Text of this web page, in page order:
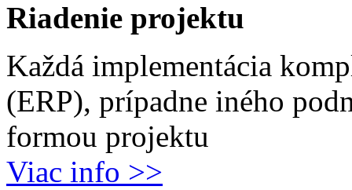
Riadenie projektu
Každá implementácia
(ERP), prípadne iného
formou projektu
Viac info >>